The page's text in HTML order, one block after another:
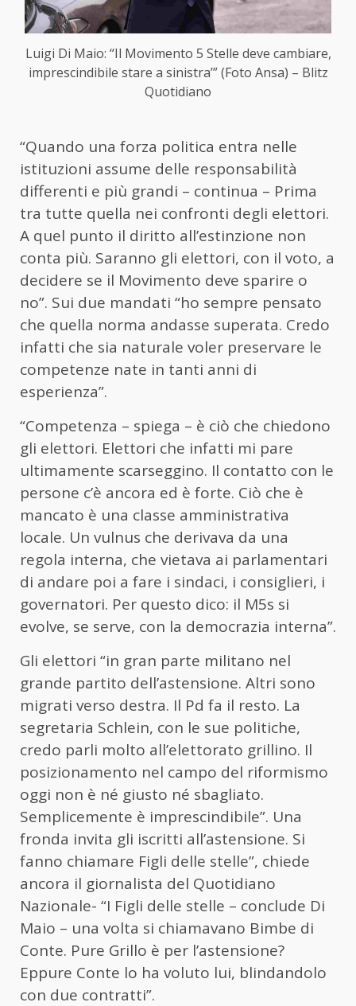
Luigi Di Maio: “Il Movimento 5 Stelle deve cambiare,
imprescindibile stare a sinistra’” (Foto Ansa) – Blitz
Quotidiano
“Quando una forza politica entra nelle
istituzioni assume delle responsabilità
differenti e più grandi – continua – Prima
tra tutte quella nei confronti degli elettori.
A quel punto il diritto all’estinzione non
conta più. Saranno gli elettori, con il voto, a
decidere se il Movimento deve sparire o
no”. Sui due mandati “ho sempre pensato
che quella norma andasse superata. Credo
infatti che sia naturale voler preservare le
competenze nate in tanti anni di
esperienza”.
“Competenza – spiega – è ciò che chiedono
gli elettori. Elettori che infatti mi pare
ultimamente scarseggino. Il contatto con le
persone c’è ancora ed è forte. Ciò che è
mancato è una classe amministrativa
locale. Un vulnus che derivava da una
regola interna, che vietava ai parlamentari
di andare poi a fare i sindaci, i consiglieri, i
governatori. Per questo dico: il M5s si
evolve, se serve, con la democrazia interna”.
Gli elettori “in gran parte militano nel
grande partito dell’astensione. Altri sono
migrati verso destra. Il Pd fa il resto. La
segretaria Schlein, con le sue politiche,
credo parli molto all’elettorato grillino. Il
posizionamento nel campo del riformismo
oggi non è né giusto né sbagliato.
Semplicemente è imprescindibile”. Una
fronda invita gli iscritti all’astensione. Si
fanno chiamare Figli delle stelle”, chiede
ancora il giornalista del Quotidiano
Nazionale- “I Figli delle stelle – conclude Di
Maio – una volta si chiamavano Bimbe di
Conte. Pure Grillo è per l’astensione?
Eppure Conte lo ha voluto lui, blindandolo
con due contratti”.